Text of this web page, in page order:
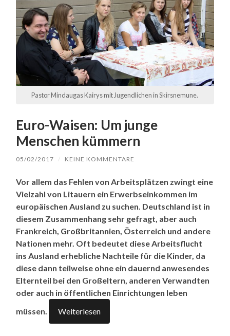
Pastor Mindaugas Kairys mit Jugendlichen in Skirsnemune.
Euro-Waisen: Um junge
Menschen kümmern
05/02/2017 / KEINE KOMMENTARE
Vor allem das Fehlen von Arbeitsplätzen zwingt eine
Vielzahl von Litauern ein Erwerbseinkommen im
europäischen Ausland zu suchen. Deutschland ist in
diesem Zusammenhang sehr gefragt, aber auch
Frankreich, Großbritannien, Österreich und andere
Nationen mehr. Oft bedeutet diese Arbeitsflucht
ins Ausland erhebliche Nachteile für die Kinder, da
diese dann teilweise ohne ein dauernd anwesendes
Elternteil bei den Großeltern, anderen Verwandten
oder auch in öffentlichen Einrichtungen leben
müssen.
Weiterlesen